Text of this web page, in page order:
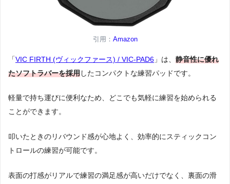
引用： Amazon
「VIC FIRTH (ヴィックファース) / VIC-PAD6 」は、 静音性に優れ
たソフトラバーを採用したコンパクトな練習パッドです。
軽量で持ち運びに便利なため、どこでも気軽に練習を始められる
ことができます。
叩いたときのリバウンド感が心地よく、効率的にスティックコン
トロールの練習が可能です。
表面の打感がリアルで練習の満足感が高いだけでなく、裏面の滑